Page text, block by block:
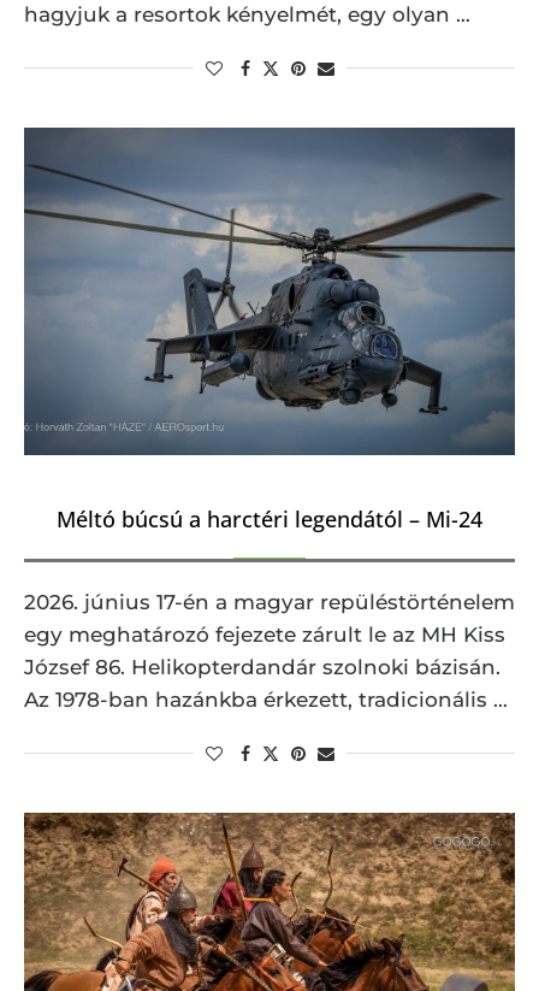
hagyjuk a resortok kényelmét, egy olyan …
Méltó búcsú a harctéri legendától – Mi-24
2026. június 17-én a magyar repüléstörténelem
egy meghatározó fejezete zárult le az MH Kiss
József 86. Helikopterdandár szolnoki bázisán.
Az 1978-ban hazánkba érkezett, tradicionális …